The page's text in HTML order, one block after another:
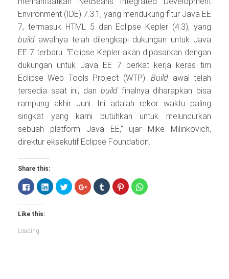
Environment (IDE) 7.3.1, yang mendukung fitur Java EE
7, termasuk HTML 5 dan Eclipse Kepler (4.3), yang
build awalnya telah dilengkapi dukungan untuk Java
EE 7 terbaru. “Eclipse Kepler akan dipasarkan dengan
dukungan untuk Java EE 7 berkat kerja keras tim
Eclipse Web Tools Project (WTP).Build awal telah
tersedia saat ini, dan buildfinalnya diharapkan bisa
rampung akhir Juni. Ini adalah rekor waktu paling
singkat yang kami butuhkan untuk meluncurkan
sebuah platform Java EE,” ujar Mike Milinkovich,
direktur eksekutif Eclipse Foundation.
Share this:
Click
to
share
on
Facebook
(Opens
new
window)
Click
to
share
Click
to
share
Click
to
share
Click
to
share
Click
to
share
Click
to
Like this:
Loading...